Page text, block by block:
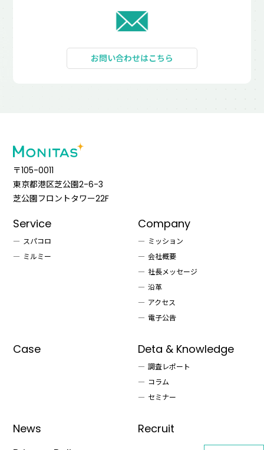
お問い合わせはこちら
〒105-0011
東京都港区芝公園2-6-3
芝公園フロントタワー22F
Service
スパコロ
ミルミー
Company
ミッション
会社概要
社長メッセージ
沿革
アクセス
電子公告
Case Deta & Knowledge
調査レポート
コラム
セミナー
News
Recruit